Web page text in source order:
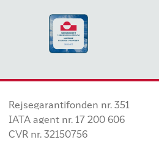
Rejsegarantifonden nr. 351
IATA agent nr. 17 200 606
CVR nr. 32150756